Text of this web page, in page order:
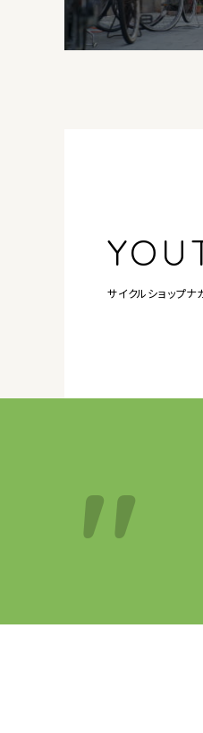
サイクルショップナ